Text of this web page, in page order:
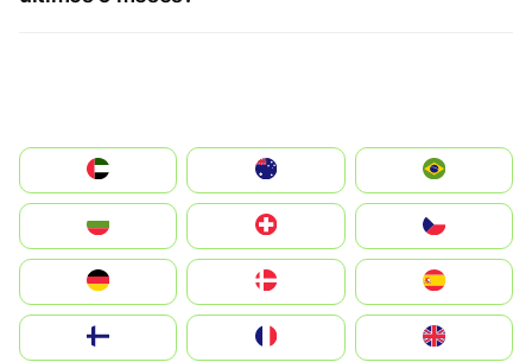
الإمارات العربية المتحدة
Switzerland
Deutschland
United Kingdom